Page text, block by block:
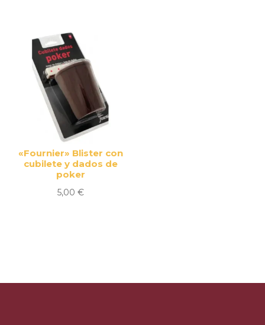
«Fournier» Blister con
cubilete y dados de
poker
5,00 €